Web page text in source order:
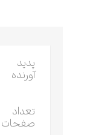
پدید
آورنده
تعداد
صفحات